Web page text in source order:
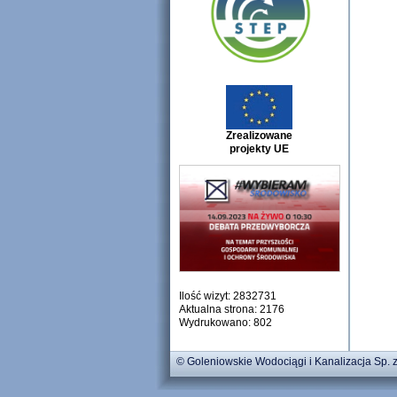
Zrealizowane
projekty UE
Ilość wizyt: 2832731
Aktualna strona: 2176
Wydrukowano: 802
© Goleniowskie Wodociągi i Kanalizacja Sp.